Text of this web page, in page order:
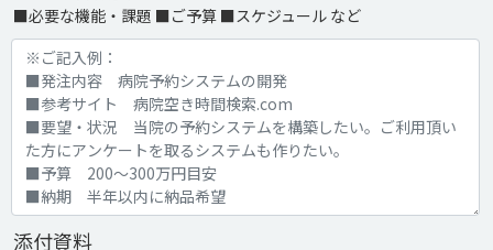
■必要な機能・課題 ■ご予算 ■スケジュール など
添付資料